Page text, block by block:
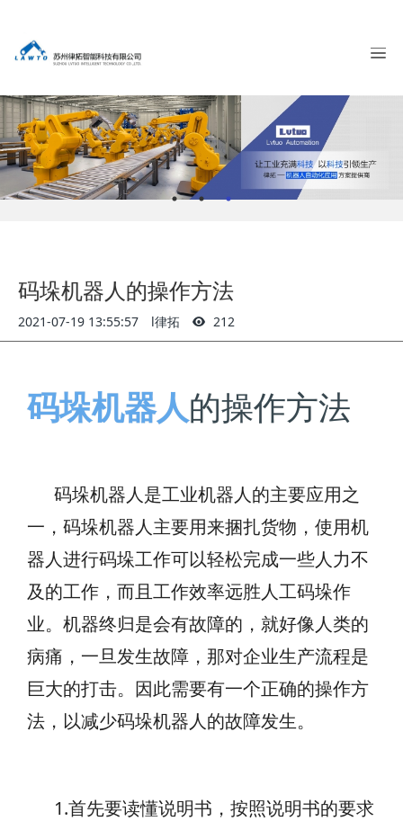
码垛机器人的操作方法
2021-07-19 13:55:57 l律拓 212
码垛机器人的操作方法
码垛机器人是工业机器人的主要应用之
一，码垛机器人主要用来捆扎货物，使用机
器人进行码垛工作可以轻松完成一些人力不
及的工作，而且工作效率远胜人工码垛作
业。机器终归是会有故障的，就好像人类的
病痛，一旦发生故障，那对企业生产流程是
巨大的打击。因此需要有一个正确的操作方
法，以减少码垛机器人的故障发生。
1.首先要读懂说明书，按照说明书的要求